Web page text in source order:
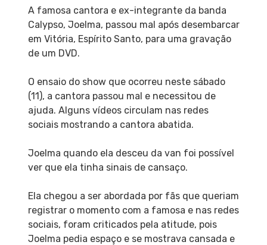
A famosa cantora e ex-integrante da banda
Calypso, Joelma, passou mal após desembarcar
em Vitória, Espírito Santo, para uma gravação
de um DVD.
O ensaio do show que ocorreu neste sábado
(11), a cantora passou mal e necessitou de
ajuda. Alguns vídeos circulam nas redes
sociais mostrando a cantora abatida.
Joelma quando ela desceu da van foi possível
ver que ela tinha sinais de cansaço.
Ela chegou a ser abordada por fãs que queriam
registrar o momento com a famosa e nas redes
sociais, foram criticados pela atitude, pois
Joelma pedia espaço e se mostrava cansada e